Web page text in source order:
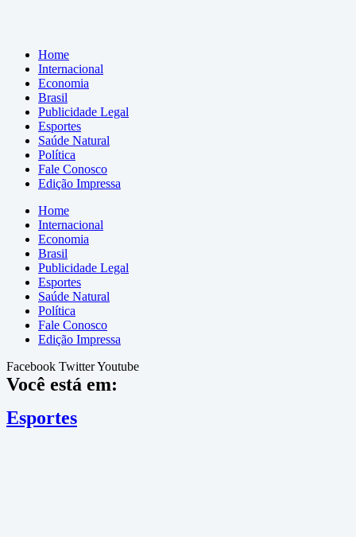
Home
Internacional
Economia
Brasil
Publicidade Legal
Esportes
Saúde Natural
Política
Fale Conosco
Edição Impressa
Home
Internacional
Economia
Brasil
Publicidade Legal
Esportes
Saúde Natural
Política
Fale Conosco
Edição Impressa
Facebook TwitterYoutube
Você está em:
Esportes